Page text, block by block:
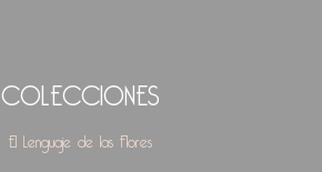
COLECCIONES
El Lenguaje de las Flores